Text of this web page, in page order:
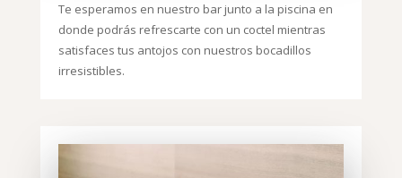
Te esperamos en nuestro bar junto a la piscina en
donde podrás refrescarte con un coctel mientras
satisfaces tus antojos con nuestros bocadillos
irresistibles.